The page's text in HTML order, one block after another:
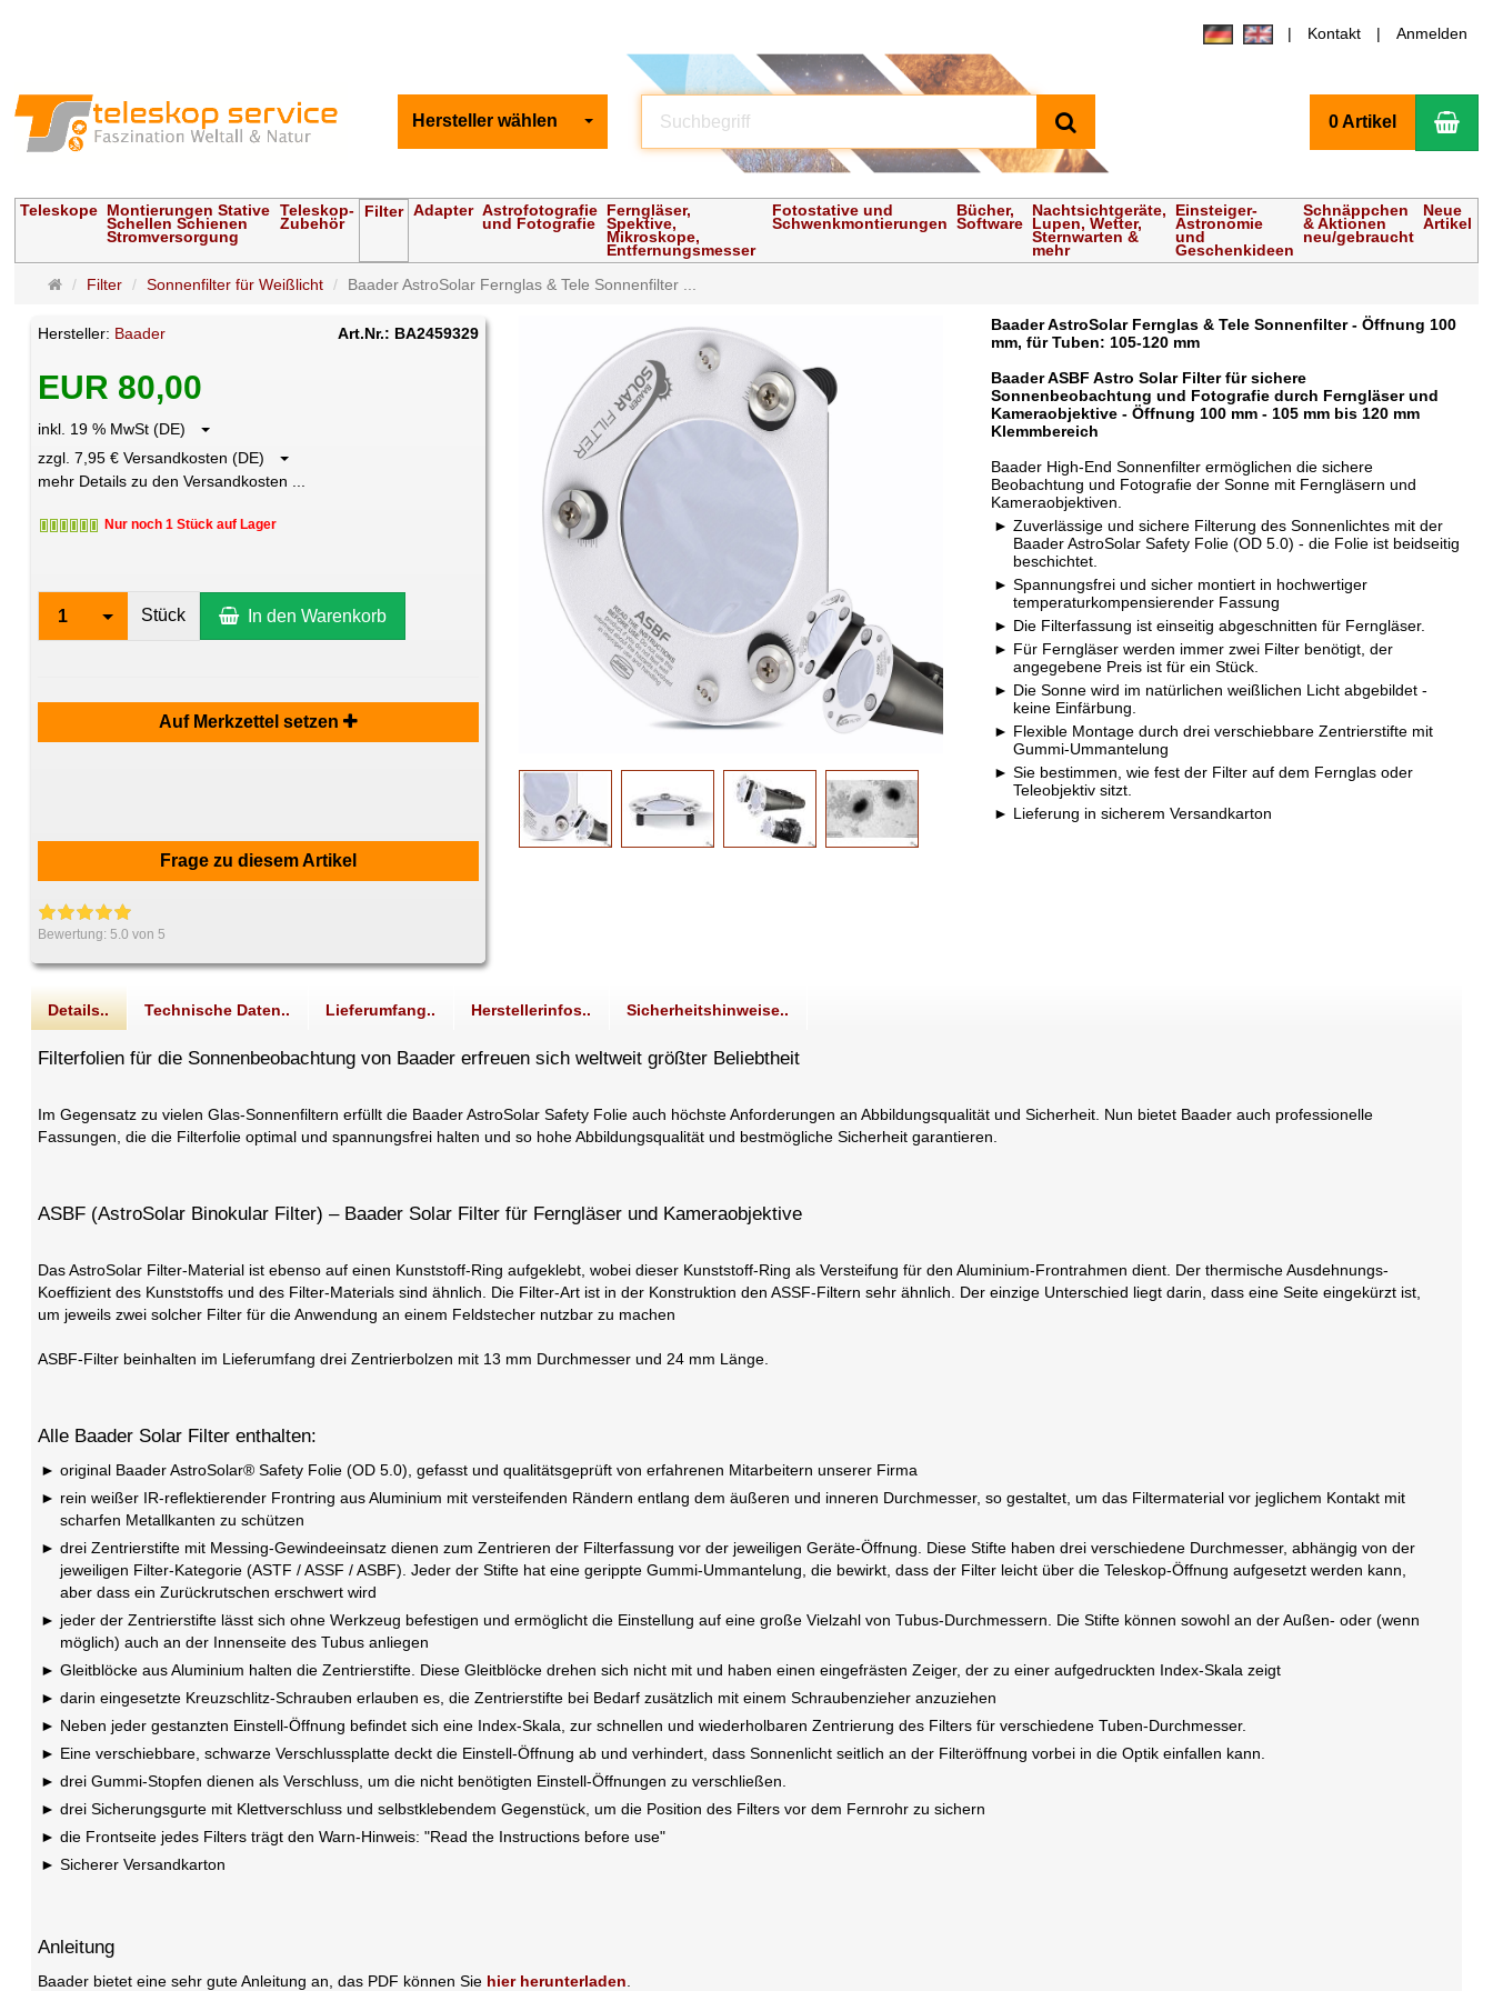
Kontakt Anmelden
Hersteller wählen 0 Artikel
Teleskope Montierungen Stative
Schellen Schienen
Stromversorgung
Teleskop-
Zubehör
Filter Adapter Astrofotografie
und Fotografie
Ferngläser,
Spektive,
Mikroskope,
Entfernungsmesser
Fotostative und
Schwenkmontierungen
Bücher,
Software
Nachtsichtgeräte,
Lupen, Wetter,
Sternwarten &
mehr
Einsteiger-
Astronomie
und
Geschenkideen
Schnäppchen
& Aktionen
neu/gebraucht
Neue
Artikel
Startseite
Filter Sonnenfilter für Weißlicht Baader AstroSolar Fernglas & Tele Sonnenfilter ...
Hersteller: Baader Art.Nr.: BA2459329
EUR 80,00
inkl. 19 % MwSt (DE)
zzgl. 7,95 € Versandkosten (DE)
mehr Details zu den Versandkosten ...
Nur noch 1 Stück auf Lager
1 Stück In den Warenkorb
Auf Merkzettel setzen
Frage zu diesem Artikel
Bewertung:5.0 von 5
Baader AstroSolar Fernglas & Tele Sonnenfilter - Öffnung 100
mm, für Tuben: 105-120 mm
Baader ASBF Astro Solar Filter für sichere
Sonnenbeobachtung und Fotografie durch Ferngläser und
Kameraobjektive - Öffnung 100 mm - 105 mm bis 120 mm
Klemmbereich
Baader High-End Sonnenfilter ermöglichen die sichere
Beobachtung und Fotografie der Sonne mit Ferngläsern und
Kameraobjektiven.
Zuverlässige und sichere Filterung des Sonnenlichtes mit der
Baader AstroSolar Safety Folie (OD 5.0) - die Folie ist beidseitig
beschichtet.
Spannungsfrei und sicher montiert in hochwertiger
temperaturkompensierender Fassung
Die Filterfassung ist einseitig abgeschnitten für Ferngläser.
Für Ferngläser werden immer zwei Filter benötigt, der
angegebene Preis ist für ein Stück.
Die Sonne wird im natürlichen weißlichen Licht abgebildet -
keine Einfärbung.
Flexible Montage durch drei verschiebbare Zentrierstifte mit
Gummi-Ummantelung
Sie bestimmen, wie fest der Filter auf dem Fernglas oder
Teleobjektiv sitzt.
Lieferung in sicherem Versandkarton
Details.. Technische Daten.. Lieferumfang.. Herstellerinfos.. Sicherheitshinweise..
Filterfolien für die Sonnenbeobachtung von Baader erfreuen sich weltweit größter Beliebtheit
Im Gegensatz zu vielen Glas-Sonnenfiltern erfüllt die Baader AstroSolar Safety Folie auch höchste Anforderungen an Abbildungsqualität und Sicherheit. Nun bietet Baader auch professionelle
Fassungen, die die Filterfolie optimal und spannungsfrei halten und so hohe Abbildungsqualität und bestmögliche Sicherheit garantieren.
ASBF (AstroSolar Binokular Filter) – Baader Solar Filter für Ferngläser und Kameraobjektive
Das AstroSolar Filter-Material ist ebenso auf einen Kunststoff-Ring aufgeklebt, wobei dieser Kunststoff-Ring als Versteifung für den Aluminium-Frontrahmen dient. Der thermische Ausdehnungs-
Koeffizient des Kunststoffs und des Filter-Materials sind ähnlich. Die Filter-Art ist in der Konstruktion den ASSF-Filtern sehr ähnlich. Der einzige Unterschied liegt darin, dass eine Seite eingekürzt ist,
um jeweils zwei solcher Filter für die Anwendung an einem Feldstecher nutzbar zu machen
ASBF-Filter beinhalten im Lieferumfang drei Zentrierbolzen mit 13 mm Durchmesser und 24 mm Länge.
Alle Baader Solar Filter enthalten:
original Baader AstroSolar® Safety Folie (OD 5.0), gefasst und qualitätsgeprüft von erfahrenen Mitarbeitern unserer Firma
rein weißer IR-reflektierender Frontring aus Aluminium mit versteifenden Rändern entlang dem äußeren und inneren Durchmesser, so gestaltet, um das Filtermaterial vor jeglichem Kontakt mit
scharfen Metallkanten zu schützen
drei Zentrierstifte mit Messing-Gewindeeinsatz dienen zum Zentrieren der Filterfassung vor der jeweiligen Geräte-Öffnung. Diese Stifte haben drei verschiedene Durchmesser, abhängig von der
jeweiligen Filter-Kategorie (ASTF / ASSF / ASBF). Jeder der Stifte hat eine gerippte Gummi-Ummantelung, die bewirkt, dass der Filter leicht über die Teleskop-Öffnung aufgesetzt werden kann,
aber dass ein Zurückrutschen erschwert wird
jeder der Zentrierstifte lässt sich ohne Werkzeug befestigen und ermöglicht die Einstellung auf eine große Vielzahl von Tubus-Durchmessern. Die Stifte können sowohl an der Außen- oder (wenn
möglich) auch an der Innenseite des Tubus anliegen
Gleitblöcke aus Aluminium halten die Zentrierstifte. Diese Gleitblöcke drehen sich nicht mit und haben einen eingefrästen Zeiger, der zu einer aufgedruckten Index-Skala zeigt
darin eingesetzte Kreuzschlitz-Schrauben erlauben es, die Zentrierstifte bei Bedarf zusätzlich mit einem Schraubenzieher anzuziehen
Neben jeder gestanzten Einstell-Öffnung befindet sich eine Index-Skala, zur schnellen und wiederholbaren Zentrierung des Filters für verschiedene Tuben-Durchmesser.
Eine verschiebbare, schwarze Verschlussplatte deckt die Einstell-Öffnung ab und verhindert, dass Sonnenlicht seitlich an der Filteröffnung vorbei in die Optik einfallen kann.
drei Gummi-Stopfen dienen als Verschluss, um die nicht benötigten Einstell-Öffnungen zu verschließen.
drei Sicherungsgurte mit Klettverschluss und selbstklebendem Gegenstück, um die Position des Filters vor dem Fernrohr zu sichern
die Frontseite jedes Filters trägt den Warn-Hinweis: "Read the Instructions before use"
Sicherer Versandkarton
Anleitung
Baader bietet eine sehr gute Anleitung an, das PDF können Sie hier herunterladen